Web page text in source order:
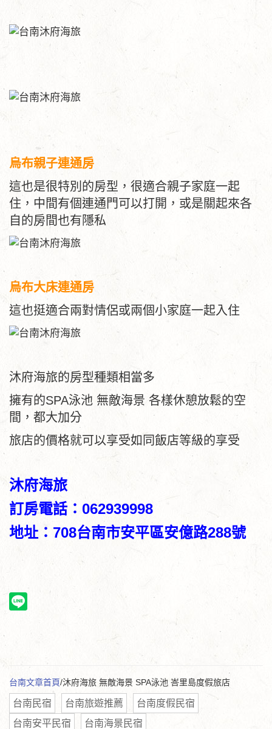
烏布親子連通房
這也是很特別的房型，很適合親子家庭一起
住，中間有個連通門可以打開，或是關起來各
自的房間也有隱私
烏布大床連通房
這也挺適合兩對情侶或兩個小家庭一起入住
沐府海旅的房型種類相當多
擁有的SPA泳池 無敵海景 各樣休憩放鬆的空
間，都大加分
旅店的價格就可以享受如同飯店等級的享受
沐府海旅
訂房電話：062939998
地址：708台南市安平區安億路288號
台南文章首頁/沐府海旅 無敵海景 SPA泳池 峇里島度假旅店
台南民宿 台南旅遊推薦
台南度假民宿
台南安平民宿
台南海景民宿